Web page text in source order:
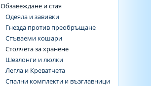
Обзавеждане и стая
Одеяла и завивки
Гнезда против преобръщане
Сгъваеми кошари
Столчета за хранене
Шезлонги и люлки
Легла и Креватчета
Спални комплекти и възглавници